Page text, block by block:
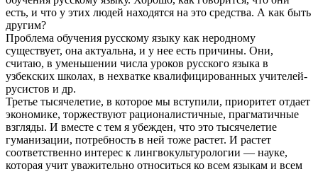
есть, и что у этих людей находятся на это средства. А как быть
другим?
Проблема обучения русскому языку как неродному
существует, она актуальна, и у нее есть причины. Они,
считаю, в уменьшении числа уроков русского языка в
узбекских школах, в нехватке квалифицированных учителей-
русистов и др.
Третье тысячелетие, в которое мы вступили, приоритет отдает
экономике, торжествуют рационалистичные, прагматичные
взгляды. И вместе с тем я убежден, что это тысячелетие
гуманизации, потребность в ней тоже растет. И растет
соответственно интерес к лингвокультурологии — науке,
которая учит уважительно относиться ко всем языкам и всем